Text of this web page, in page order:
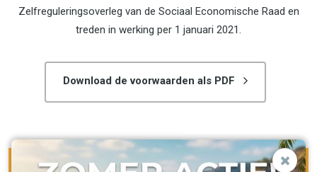
Zelfreguleringsoverleg van de Sociaal Economische Raad en
treden in werking per 1 januari 2021.
Download de voorwaarden als PDF